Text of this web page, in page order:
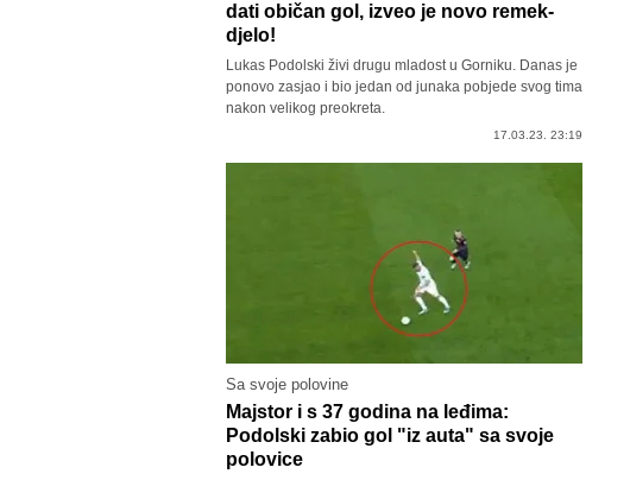
dati običan gol, izveo je novo remek-
djelo!
Lukas Podolski živi drugu mladost u Gorniku. Danas je
ponovo zasjao i bio jedan od junaka pobjede svog tima
nakon velikog preokreta.
17.03.23. 23:19
Sa svoje polovine
Majstor i s 37 godina na leđima:
Podolski zabio gol "iz auta" sa svoje
polovice